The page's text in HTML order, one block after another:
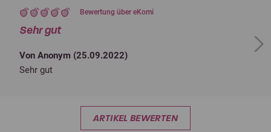
Bewertung über eKomi
Sehr gut
Von Anonym (25.09.2022)
Sehr gut
Next
ARTIKEL BEWERTEN